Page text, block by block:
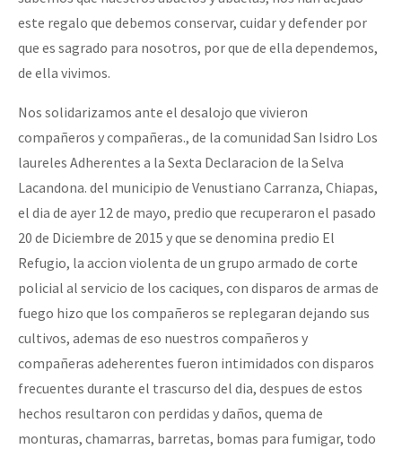
este regalo que debemos conservar, cuidar y defender por
que es sagrado para nosotros, por que de ella dependemos,
de ella vivimos.
Nos solidarizamos ante el desalojo que vivieron
compañeros y compañeras., de la comunidad San Isidro Los
laureles Adherentes a la Sexta Declaracion de la Selva
Lacandona. del municipio de Venustiano Carranza, Chiapas,
el dia de ayer 12 de mayo, predio que recuperaron el pasado
20 de Diciembre de 2015 y que se denomina predio El
Refugio, la accion violenta de un grupo armado de corte
policial al servicio de los caciques, con disparos de armas de
fuego hizo que los compañeros se replegaran dejando sus
cultivos, ademas de eso nuestros compañeros y
compañeras adeherentes fueron intimidados con disparos
frecuentes durante el trascurso del dia, despues de estos
hechos resultaron con perdidas y daños, quema de
monturas, chamarras, barretas, bomas para fumigar, todo